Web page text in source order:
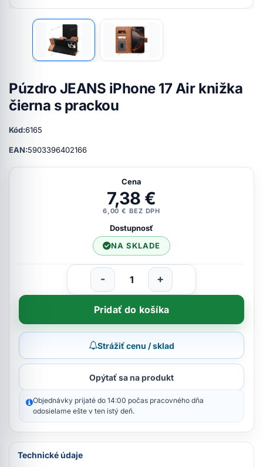
Púzdro JEANS iPhone 17 Air knižka
čierna s prackou
Kód:6165
EAN:5903396402166
Cena
7,38 €
6,00 € BEZ DPH
Dostupnosť
NA SKLADE
- +
Pridať do košíka
Strážiť cenu / sklad
Opýtať sa na produkt
Objednávky prijaté do 14:00 počas pracovného dňa
odosielame ešte v ten istý deň.
Technické údaje